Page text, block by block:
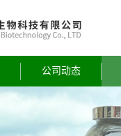
公司动态